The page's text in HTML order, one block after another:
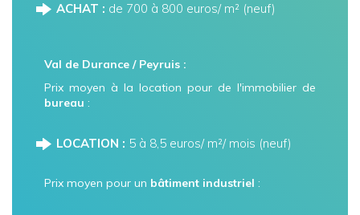
ACHAT : de 700 à 800 euros/ m² (neuf)
Val de Durance / Peyruis :
Prix moyen à la location pour de l'immobilier de
bureau :
LOCATION : 5 à 8,5 euros/ m²/ mois (neuf)
Prix moyen pour un bâtiment industriel :